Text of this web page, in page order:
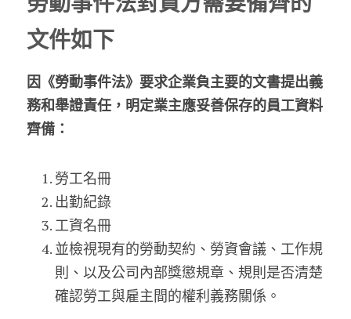
文件如下
因《勞動事件法》要求企業負主要的文書提出義
務和舉證責任，明定業主應妥善保存的員工資料
齊備：
勞工名冊
出勤紀錄
工資名冊
並檢視現有的勞動契約、勞資會議、工作規
則、以及公司內部獎懲規章、規則是否清楚
確認勞工與雇主間的權利義務關係。